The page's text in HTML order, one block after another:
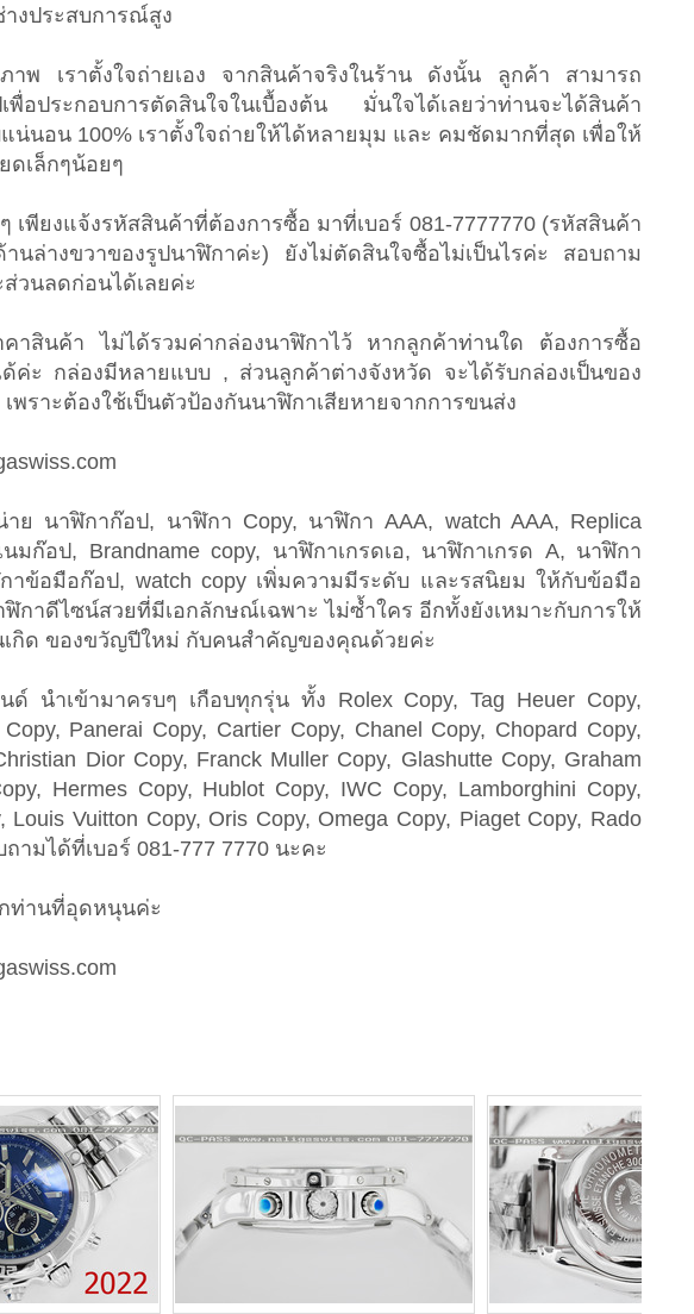
งประสบการณ์สูง
าพ เราตั้งใจถ่ายเอง จากสินค้าจริงในร้าน ดังนั้น ลูกค้า สามารถ
พื่อประกอบการตัดสินใจในเบื้องต้น มั่นใจได้เลยว่าท่านจะได้สินค้า
แน่นอน 100% เราตั้งใจถ่ายให้ได้หลายมุม และ คมชัดมากที่สุด เพื่อให้
ดเล็กๆน้อยๆ
เพียงแจ้งรหัสสินค้าที่ต้องการซื้อ มาที่เบอร์ 081-7777770 (รหัสสินค้า
ล่างขวาของรูปนาฬิกาค่ะ) ยังไม่ตัดสินใจซื้อไม่เป็นไรค่ะ สอบถาม
วนลดก่อนได้เลยค่ะ
าสินค้า ไม่ได้รวมค่ากล่องนาฬิกาไว้ หากลูกค้าท่านใด ต้องการซื้อ
ค่ะ กล่องมีหลายแบบ , ส่วนลูกค้าต่างจังหวัด จะได้รับกล่องเป็นของ
พราะต้องใช้เป็นตัวป้องกันนาฬิกาเสียหายจากการขนส่ง
าย นาฬิกาก๊อป, นาฬิกา Copy, นาฬิกา AAA, watch AAA, Replica
มก๊อป, Brandname copy, นาฬิกาเกรดเอ, นาฬิกาเกรด A, นาฬิกา
าข้อมือก๊อป, watch copy เพิ่มความมีระดับ และรสนิยม ให้กับข้อมือ
กาดีไซน์สวยที่มีเอกลักษณ์เฉพาะ ไม่ซ้ำใคร อีกทั้งยังเหมาะกับการให้
เกิด ของขวัญปีใหม่ กับคนสำคัญของคุณด้วยค่ะ
ด์ นำเข้ามาครบๆ เกือบทุกรุ่น ทั้ง Rolex Copy, Tag Heuer Copy,
Panerai Copy, Cartier Copy, Chanel Copy, Chopard Copy,
Dior Copy, Franck Muller Copy, Glashutte Copy, Graham
Hermes Copy, Hublot Copy, IWC Copy, Lamborghini Copy,
Louis Vuitton Copy, Oris Copy, Omega Copy, Piaget Copy, Rado
ามได้ที่เบอร์ 081-777 7770 นะคะ
ท่านที่อุดหนุนค่ะ